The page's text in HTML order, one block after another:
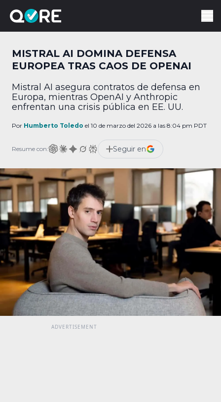
MISTRAL AI DOMINA DEFENSA
EUROPEA TRAS CAOS DE OPENAI
Mistral AI asegura contratos de defensa en
Europa, mientras OpenAI y Anthropic
enfrentan una crisis pública en EE. UU.
Por Humberto Toledo el 10 de marzo del 2026 a las 8:04 pm PDT
Resume con: Seguir en